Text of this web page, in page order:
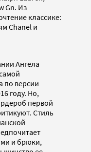
Gn. Из
классике:
Chanel и
Ангела
по версии
году. Но,
первой
Стиль
и брюки,